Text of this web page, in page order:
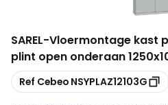
SAREL-Vloermontage kast
plint open onderaan
Kopiëren
Ref Cebeo NSYPLAZ12103G